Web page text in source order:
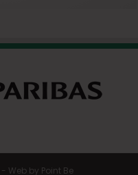
- Web by Point Be